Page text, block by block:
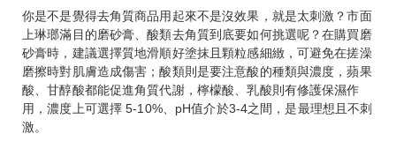
你是不是覺得去角質商品用起來不是沒效果，就是太刺激？市面
上琳瑯滿目的磨砂膏、酸類去角質到底要如何挑選呢？在購買磨
砂膏時，建議選擇質地滑順好塗抹且顆粒感細緻，可避免在搓澡
磨擦時對肌膚造成傷害；酸類則是要注意酸的種類與濃度，蘋果
酸、甘醇酸都能促進角質代謝，檸檬酸、乳酸則有修護保濕作
用，濃度上可選擇 5-10%、pH值介於3-4之間，是最理想且不刺
激。